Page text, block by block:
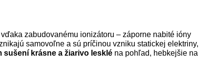
zabudovanému ionizátoru – záporne nabité ióny
samovoľne a sú príčinou vzniku statickej elektriny,
krásne a žiarivo lesklé na pohľad, hebkejšie na